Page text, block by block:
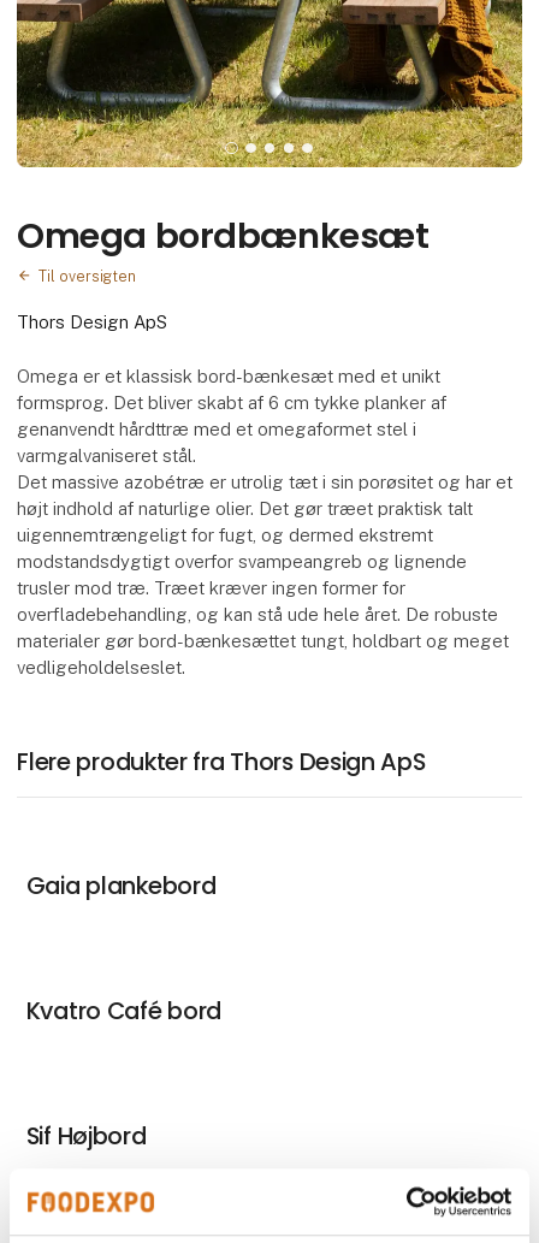
Omega bordbænkesæt
Til oversigten
Thors Design ApS
Omega er et klassisk bord-bænkesæt med et unikt
formsprog. Det bliver skabt af 6 cm tykke planker af
genanvendt hårdttræ med et omegaformet stel i
varmgalvaniseret stål.
Det massive azobétræ er utrolig tæt i sin porøsitet og har et
højt indhold af naturlige olier. Det gør træet praktisk talt
uigennemtrængeligt for fugt, og dermed ekstremt
modstandsdygtigt overfor svampeangreb og lignende
trusler mod træ. Træet kræver ingen former for
overfladebehandling, og kan stå ude hele året. De robuste
materialer gør bord-bænkesættet tungt, holdbart og meget
vedligeholdelseslet.
Flere produkter fra Thors Design ApS
Gaia plankebord
Kvatro Café bord
Sif Højbord